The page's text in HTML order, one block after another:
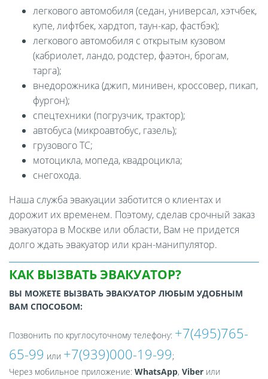
легкового автомобиля (седан, универсал, хэтчбек,
купе, лифтбек, хардтоп, таун-кар, фастбэк);
легкового автомобиля с открытым кузовом
(кабриолет, ландо, родстер, фаэтон, брогам,
тарга);
внедорожника (джип, минивен, кроссовер, пикап,
фургон);
спецтехники (погрузчик, трактор);
автобуса (микроавтобус, газель);
грузового ТС;
мотоцикла, мопеда, квадроцикла;
снегохода.
Наша служба эвакуации заботится о клиентах и
дорожит их временем. Поэтому, сделав срочный заказ
эвакуатора в Москве или области, Вам не придется
долго ждать эвакуатор или кран-манипулятор.
КАК ВЫЗВАТЬ ЭВАКУАТОР?
ВЫ МОЖЕТЕ ВЫЗВАТЬ ЭВАКУАТОР ЛЮБЫМ УДОБНЫМ
ВАМ СПОСОБОМ:
Позвонить по круглосуточному телефону: +7(495)765-
65-99 или +7(939)000-19-99;
Через мобильное приложение: WhatsApp, Viber или